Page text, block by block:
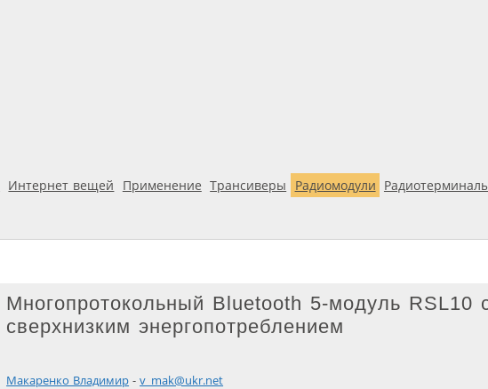
Интернет вещей Применение Трансиверы Радиомодули
Многопротокольный Bluetooth 5-модуль RSL10
сверхнизким энергопотреблением
Макаренко Владимир -v_mak@ukr.net